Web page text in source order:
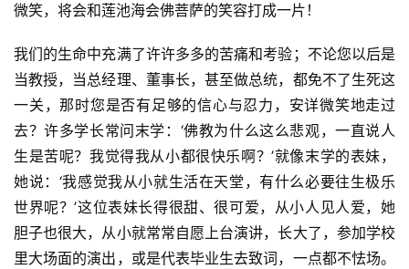
寺
巡
礼
视
频
纪
录
微笑，将会和莲池海会佛菩萨的笑容打成一片！
我们的生命中充满了许许多多的苦痛和考验；不论您以后是
当教授，当总经理、董事长，甚至做总统，都免不了生死这
一关，那时您是否有足够的信心与忍力，安详微笑地走过
去？许多学长常问末学：‘佛教为什么这么悲观，一直说人
生是苦呢？我觉得我从小都很快乐啊？’就像末学的表妹，
她说：‘我感觉我从小就生活在天堂，有什么必要往生极乐
世界呢？’这位表妹长得很甜、很可爱，从小人见人爱，她
胆子也很大，从小就常常自愿上台演讲，长大了，参加学校
里大场面的演出，或是代表毕业生去致词，一点都不怯场。